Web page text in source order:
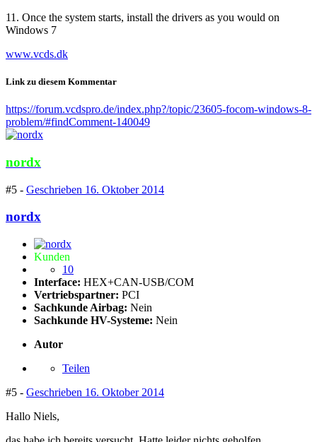
11. Once the system starts, install the drivers as you would on
Windows 7
www.vcds.dk
Link zu diesem Kommentar
https://forum.vcdspro.de/index.php?/topic/23605-focom-windows-8-
problem/#findComment-140049
nordx
#5 - Geschrieben 16. Oktober 2014
nordx
Kunden
10
Interface: HEX+CAN-USB/COM
Vertriebspartner: PCI
Sachkunde Airbag: Nein
Sachkunde HV-Systeme: Nein
Autor
Teilen
#5 - Geschrieben 16. Oktober 2014
Hallo Niels,